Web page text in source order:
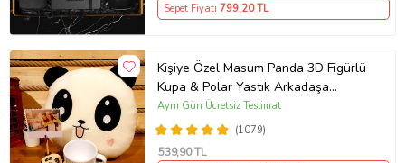
Sepet Fiyatı 799,20 TL
Kişiye Özel Masum Panda 3D Figürlü
Kupa & Polar Yastık Arkadaşa
Hediye
(1079)
Aynı Gün Ücretsiz Teslimat
539,90 TL